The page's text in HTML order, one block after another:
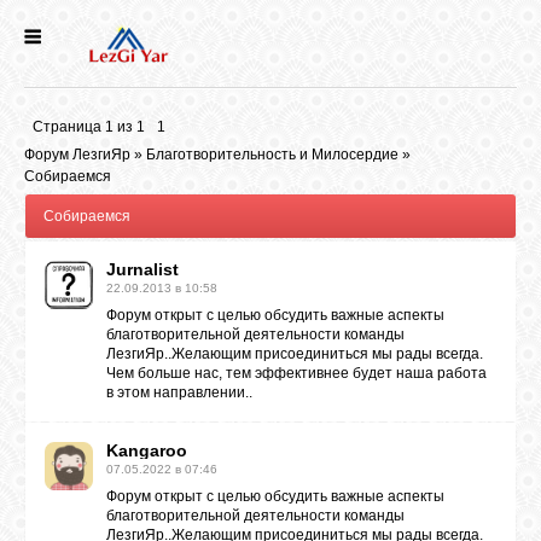
ИСТОРИЯ
КУЛЬТУРА
НАРОДЫ
Страница 1 из 1
1
Форум ЛезгиЯр » Благотворительность и Милосердие »
Собираемся
Собираемся
Jurnalist
22.09.2013 в 10:58
Форум открыт с целью обсудить важные аспекты
благотворительной деятельности команды
ЛезгиЯр..Желающим присоединиться мы рады всегда.
Чем больше нас, тем эффективнее будет наша работа
в этом направлении..
Kangaroo
07.05.2022 в 07:46
Форум открыт с целью обсудить важные аспекты
благотворительной деятельности команды
ЛезгиЯр..Желающим присоединиться мы рады всегда.